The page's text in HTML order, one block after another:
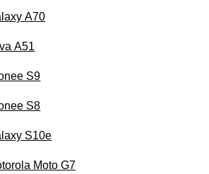
A70
A51
S9
S8
S10e
Moto G7